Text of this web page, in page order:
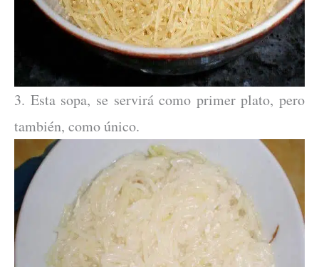
3. Esta sopa, se servirá como primer plato, pero
también, como único.